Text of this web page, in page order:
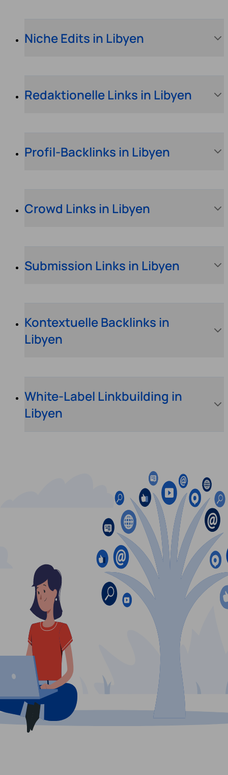
Niche Edits in Libyen
Redaktionelle Links in Libyen
Profil-Backlinks in Libyen
Crowd Links in Libyen
Submission Links in Libyen
Kontextuelle Backlinks in
Libyen
White-Label Linkbuilding in
Libyen